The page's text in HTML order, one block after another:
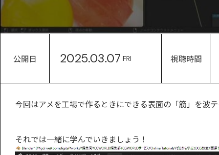
公開日 2025.03.07 FRI 視聴時間
今回はアメを工場で作るときにできる表面の「筋」を波
それでは一緒に学んでいきましょう！